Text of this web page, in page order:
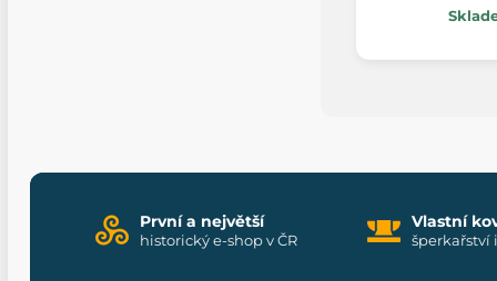
První a největší
historický e-shop v ČR
Vlastní
šperkařství